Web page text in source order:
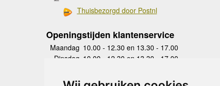
Thuisbezorgd door Postnl
Openingstijden klantenservice
Maandag 10.00 - 12.30 en 13.30 - 17.00
Dinsdag 10.00 - 12.30 en 13.30 - 17.00
Donderdag
10.00 - 12.30 en 13.30 - 17.00